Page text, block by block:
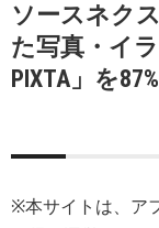
ソースネク
た写真・イ
PIXTA」を
※本サイトは、ア